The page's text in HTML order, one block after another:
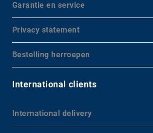
Garantie en service
Privacy statement
Bestelling herroepen
International clients
International delivery